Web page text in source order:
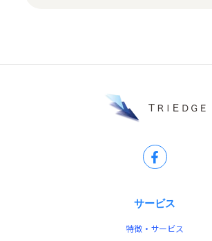
サービス
特徴・サービス